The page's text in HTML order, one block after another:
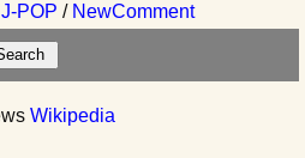
J-POP / NewComment
Wikipedia